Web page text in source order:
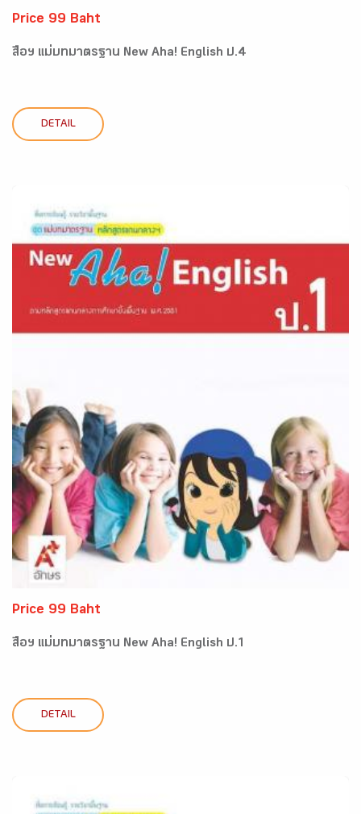
Price 99 Baht
สื่อฯ แม่บทมาตรฐาน New Aha! English ป.4
DETAIL
Price 99 Baht
สื่อฯ แม่บทมาตรฐาน New Aha! English ป.1
DETAIL